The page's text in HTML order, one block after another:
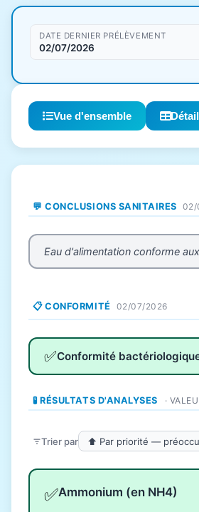
Résultats de qualité de
DATE DERNIER PRÉLÈVEMENT
02/07/2026
Vue d'ensemble
💬 CONCLUSIONS SANITAIRES 02/
Eau d'alimentation conforme
📋 CONFORMITÉ 02/07/2026
✅Conformité
🧪 RÉSULTATS D'ANALYSES ·
Trier par
✅Ammonium (en NH4)